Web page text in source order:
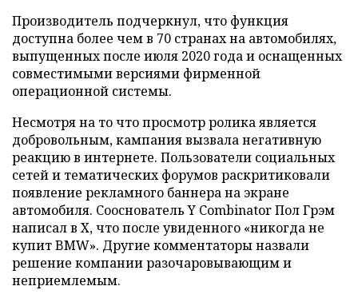
Производитель подчеркнул, что функция
доступна более чем в 70 странах на автомобилях,
выпущенных после июля 2020 года и оснащенных
совместимыми версиями фирменной
операционной системы.
Несмотря на то что просмотр ролика является
добровольным, кампания вызвала негативную
реакцию в интернете. Пользователи социальных
сетей и тематических форумов раскритиковали
появление рекламного баннера на экране
автомобиля. Сооснователь Y Combinator Пол Грэм
написал в X, что после увиденного «никогда не
купит BMW». Другие комментаторы назвали
решение компании разочаровывающим и
неприемлемым.